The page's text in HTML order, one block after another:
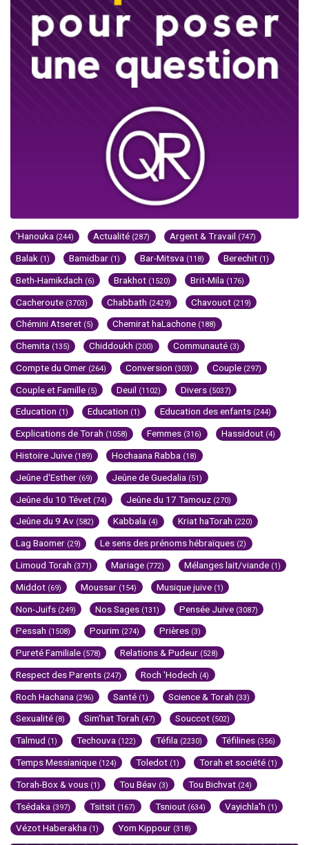
'Hanouka (244) Actualité (287) Argent & Travail (747)
Balak (1) Bamidbar (1) Bar-Mitsva (118) Berechit (1)
Beth-Hamikdach (6) Brakhot (1520) Brit-Mila (176)
Cacheroute (3703) Chabbath (2429) Chavouot (219)
Chémini Atseret (5) Chemirat haLachone (188)
Chemita (135) Chiddoukh (200) Communauté (3)
Compte du Omer (264) Conversion (303) Couple (297)
Couple et Famille (5) Deuil (1102) Divers (5037)
Education (1) Education (1) Education des enfants (244)
Explications de Torah (1058) Femmes (316) Hassidout (4)
Histoire Juive (189) Hochaana Rabba (18)
Jeûne d'Esther (69) Jeûne de Guedalia (51)
Jeûne du 10 Tévet (74) Jeûne du 17 Tamouz (270)
Jeûne du 9 Av (582) Kabbala (4) Kriat haTorah (220)
Lag Baomer (29) Le sens des prénoms hébraïques (2)
Limoud Torah (371) Mariage (772) Mélanges lait/viande (1)
Middot (69) Moussar (154) Musique juive (1)
Non-Juifs (249) Nos Sages (131) Pensée Juive (3087)
Pessah (1508) Pourim (274) Prières (3)
Pureté Familiale (578) Relations & Pudeur (528)
Respect des Parents (247) Roch 'Hodech (4)
Roch Hachana (296) Santé (1) Science & Torah (33)
Sexualité (8) Sim'hat Torah (47) Souccot (502)
Talmud (1) Techouva (122) Téfila (2230) Téfilines (356)
Temps Messianique (124) Toledot (1) Torah et société (1)
Torah-Box & vous (1) Tou Béav (3) Tou Bichvat (24)
Tsédaka (397) Tsitsit (167) Tsniout (634) Vayichla'h (1)
Vézot Haberakha (1) Yom Kippour (318)